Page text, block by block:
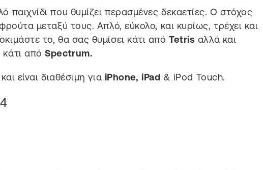
παιχνίδι που θυμίζει περασμένες δεκαετίες. Ο στόχος
μεταξύ τους. Απλό, εύκολο, και κυρίως, τρέχει και
το, θα σας θυμίσει κάτι απόTetris αλλά και
κάτι απόSpectrum.
είναι διαθέσιμη για iPhone, iPad & iPod Touch.